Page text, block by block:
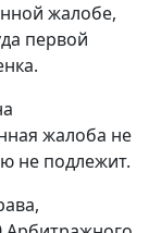
жалобе,
первой
жалоба не
не подлежит.